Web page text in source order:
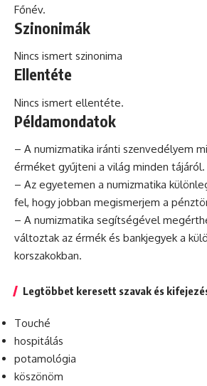
Főnév.
Szinonimák
Nincs ismert szinonima
Ellentéte
Nincs ismert ellentéte.
Példamondatok
– A numizmatika iránti szenvedélyem
érméket gyűjteni a világ minden tájáról.
– Az egyetemen a numizmatika
fel, hogy jobban megismerjem a
– A numizmatika segítségével
változtak az érmék és bankjegyek a
korszakokban.
Legtöbbet keresett szavak és
Touché
hospitálás
potamológia
köszönöm